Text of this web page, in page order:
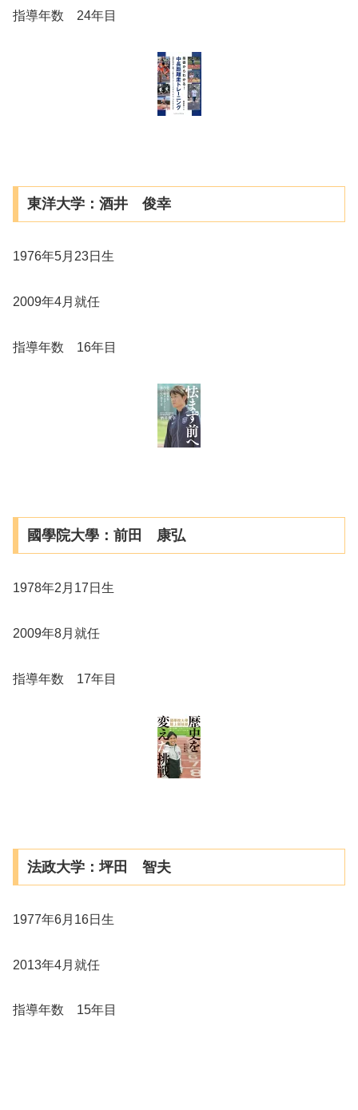
指導年数 24年目
東洋大学：酒井 俊幸
1976年5月23日生
2009年4月就任
指導年数 16年目
國學院大學：前田 康弘
1978年2月17日生
2009年8月就任
指導年数 17年目
法政大学：坪田 智夫
1977年6月16日生
2013年4月就任
指導年数 15年目